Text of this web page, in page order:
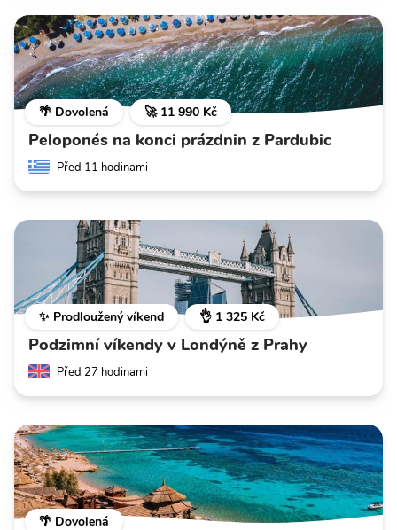
🌴 Dovolená 🚀 11 990 Kč
Peloponés na konci prázdnin z Pardubic
Před 11 hodinami
✨ Prodloužený víkend 👌 1 325 Kč
Podzimní víkendy v Londýně z Prahy
Před 27 hodinami
🌴 Dovolená